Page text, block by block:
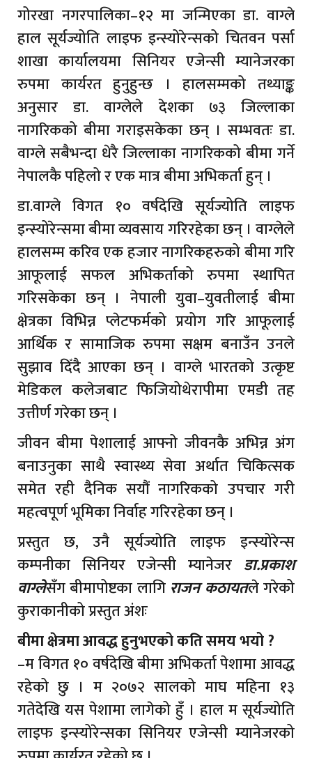
गोरखा नगरपालिका–१२ मा जन्मिएका डा. वाग्ले
हाल सूर्यज्योति लाइफ इन्स्योरेन्सको चितवन पर्सा
शाखा कार्यालयमा सिनियर एजेन्सी म्यानेजरका
रुपमा कार्यरत हुनुहुन्छ । हालसम्मको तथ्याङ्क
अनुसार डा. वाग्लेले देशका ७३ जिल्लाका
नागरिकको बीमा गराइसकेका छन् । सम्भवतः डा.
वाग्ले सबैभन्दा धेरै जिल्लाका नागरिकको बीमा गर्ने
नेपालकै पहिलो र एक मात्र बीमा अभिकर्ता हुन् ।
डा.वाग्ले विगत १० वर्षदेखि सूर्यज्योति लाइफ
इन्स्योरेन्समा बीमा व्यवसाय गरिरहेका छन् । वाग्लेले
हालसम्म करिव एक हजार नागरिकहरुको बीमा गरि
आफूलाई सफल अभिकर्ताको रुपमा स्थापित
गरिसकेका छन् । नेपाली युवा–युवतीलाई बीमा
क्षेत्रका विभिन्न प्लेटफर्मको प्रयोग गरि आफूलाई
आर्थिक र सामाजिक रुपमा सक्षम बनाउँन उनले
सुझाव दिँदै आएका छन् । वाग्ले भारतको उत्कृष्ट
मेडिकल कलेजबाट फिजियोथेरापीमा एमडी तह
उत्तीर्ण गरेका छन् ।
जीवन बीमा पेशालाई आफ्नो जीवनकै अभिन्न अंग
बनाउनुका साथै स्वास्थ्य सेवा अर्थात चिकित्सक
समेत रही दैनिक सयौं नागरिकको उपचार गरी
महत्वपूर्ण भूमिका निर्वाह गरिरहेका छन् ।
प्रस्तुत छ, उनै सूर्यज्योति लाइफ इन्स्योरेन्स
कम्पनीका सिनियर एजेन्सी म्यानेजर डा.प्रकाश
वाग्लेसँग बीमापोष्टका लागि राजन कठायतले गरेको
कुराकानीको प्रस्तुत अंशः
बीमा क्षेत्रमा आवद्ध हुनुभएको कति समय भयो ?
–म विगत १० वर्षदेखि बीमा अभिकर्ता पेशामा आवद्ध
रहेको छु । म २०७२ सालको माघ महिना १३
गतेदेखि यस पेशामा लागेको हुँ । हाल म सूर्यज्योति
लाइफ इन्स्योरेन्सका सिनियर एजेन्सी म्यानेजरको